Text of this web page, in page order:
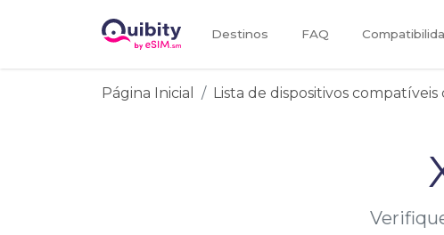
Destinos FAQ
Página Inicial Lista de dispositivos compatíveis